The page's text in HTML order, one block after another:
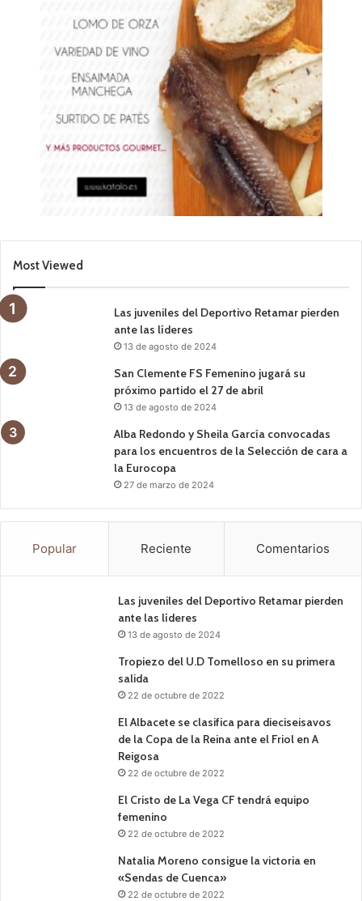
Most Viewed
Las juveniles del Deportivo Retamar pierden
ante las líderes
13 de agosto de 2024
San Clemente FS Femenino jugará su
próximo partido el 27 de abril
13 de agosto de 2024
Alba Redondo y Sheila García convocadas
para los encuentros de la Selección de cara a
la Eurocopa
27 de marzo de 2024
Popular Reciente Comentarios
Las juveniles del Deportivo Retamar pierden
ante las líderes
13 de agosto de 2024
Tropiezo del U.D Tomelloso en su primera
salida
22 de octubre de 2022
El Albacete se clasifica para dieciseisavos
de la Copa de la Reina ante el Friol en A
Reigosa
22 de octubre de 2022
El Cristo de La Vega CF tendrá equipo
femenino
22 de octubre de 2022
Natalia Moreno consigue la victoria en
«Sendas de Cuenca»
22 de octubre de 2022